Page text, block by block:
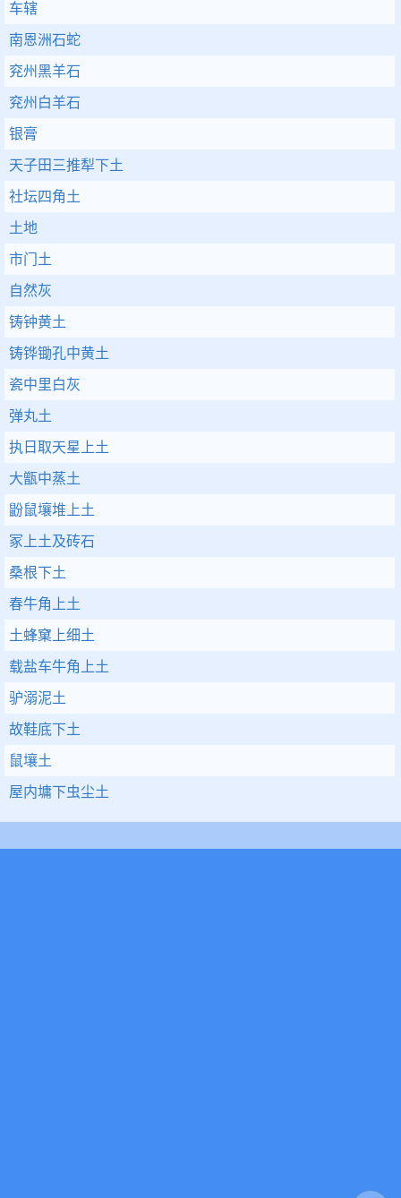
车辖
南恩洲石蛇
兖州黑羊石
兖州白羊石
银膏
天子田三推犁下土
社坛四角土
土地
市门土
自然灰
铸钟黄土
铸铧锄孔中黄土
瓷中里白灰
弹丸土
执日取天星上土
大甑中蒸土
鼢鼠壤堆上土
冢上土及砖石
桑根下土
春牛角上土
土蜂窠上细土
载盐车牛角上土
驴溺泥土
故鞋底下土
鼠壤土
屋内墉下虫尘土